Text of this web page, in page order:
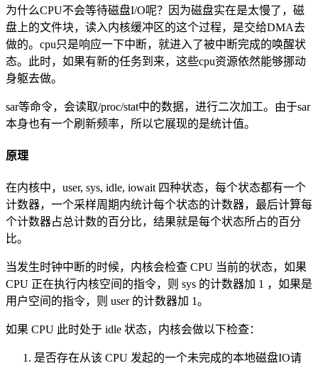
为什么CPU不会等待磁盘I/O呢？因为磁盘实在是太慢了，磁
盘上的文件块，读入内核缓冲区的这个过程，是交给DMA去
做的。cpu只是响应一下中断，就进入了被中断完成的唤醒状
态。此时，如果有新的任务到来，这些cpu资源依然能够挪动
身躯去做。
sar等命令，会读取/proc/stat中的数据，进行二次加工。由于sar
本身也有一个刷新频率，所以它展现的是统计值。
原理
在内核中，user, sys, idle, iowait 四种状态，每个状态都有一个
计数器，一个采样周期内统计每个状态的计数器，最后计算每
个计数器占总计数的百分比，结果就是每个状态所占的百分
比。
当发生时钟中断的时候，内核会检查 CPU 当前的状态，如果
CPU 正在执行内核空间的指令，则 sys 的计数器加 1 ，如果是
用户空间的指令，则 user 的计数器加 1。
如果 CPU 此时处于 idle 状态，内核会做以下检查：
是否存在从该 CPU 发起的一个未完成的本地磁盘IO请